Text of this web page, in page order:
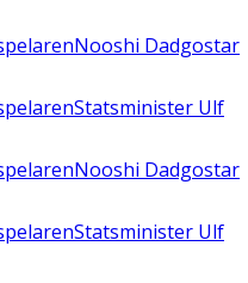
Nooshi Dadgostar
Statsminister Ulf
Nooshi Dadgostar
Statsminister Ulf